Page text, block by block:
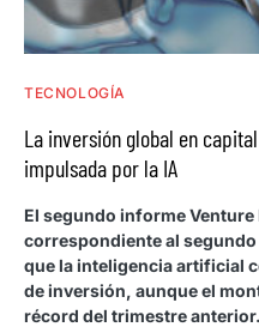
TECNOLOGÍA
La inversión global en
impulsada por la IA
El segundo informe Venture
correspondiente al
que la inteligencia artificial
de inversión, aunque el
récord del trimestre anterior.